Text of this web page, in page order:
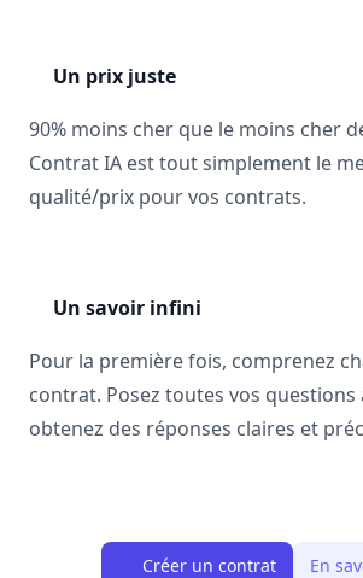
Un prix juste
90% moins cher que le moins cher
Contrat IA est tout simplement le
qualité/prix pour vos contrats.
Un savoir infini
Pour la première fois, comprenez
contrat. Posez toutes vos questions
obtenez des réponses claires et
Créer un contrat En